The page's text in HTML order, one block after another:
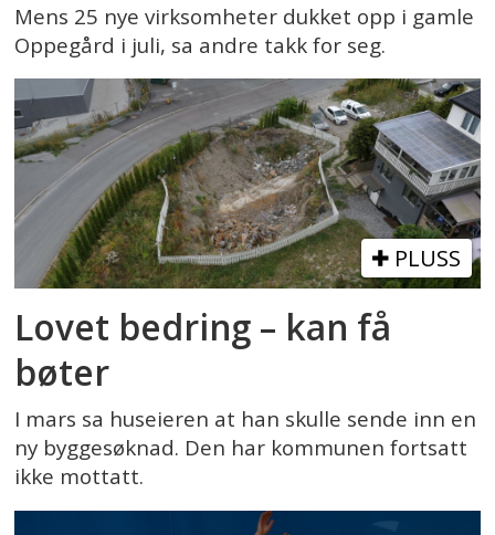
Mens 25 nye virksomheter dukket opp i gamle
Oppegård i juli, sa andre takk for seg.
PLUSS
Lovet bedring – kan få
bøter
I mars sa huseieren at han skulle sende inn en
ny byggesøknad. Den har kommunen fortsatt
ikke mottatt.